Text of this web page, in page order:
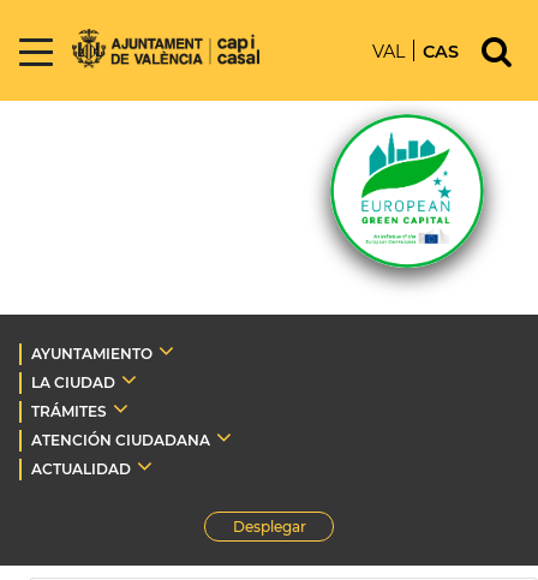
VAL CAS
AYUNTAMIENTO
LA CIUDAD
TRÁMITES
ATENCIÓN CIUDADANA
ACTUALIDAD
Desplegar